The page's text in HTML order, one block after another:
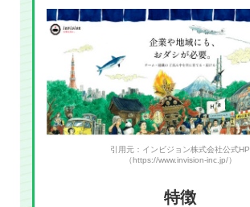
引用元：インビジョン株式会社公式HP
（https://www.invision-inc.jp/）
特徴